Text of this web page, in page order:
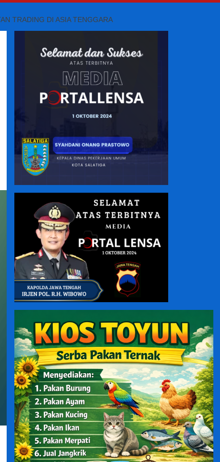
TRADING DI ASIA TENGGARA